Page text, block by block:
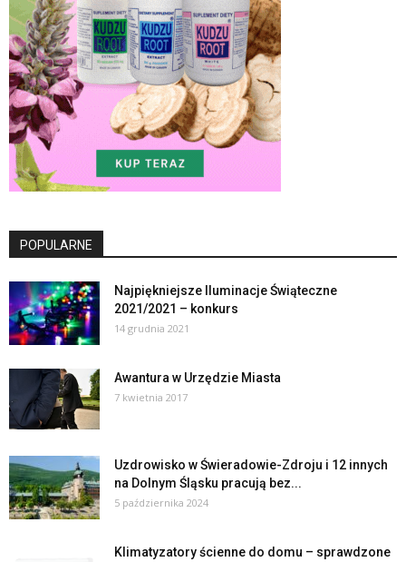
POPULARNE
Najpiękniejsze Iluminacje Świąteczne
2021/2021 – konkurs
14 grudnia 2021
Awantura w Urzędzie Miasta
7 kwietnia 2017
Uzdrowisko w Świeradowie-Zdroju i 12 innych
na Dolnym Śląsku pracują bez...
5 października 2024
Klimatyzatory ścienne do domu – sprawdzone